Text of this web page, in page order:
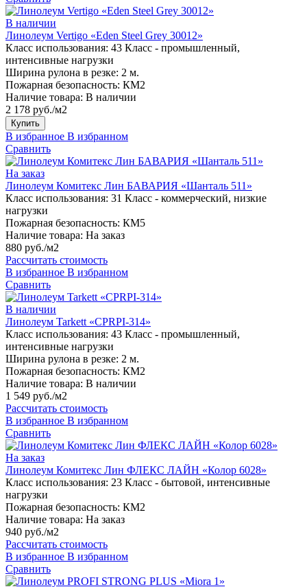
В наличии
Линолеум Vertigo «Eden Steel Grey 30012»
Класс использования: 43 Класс - промышленный,
интенсивные нагрузки
Ширина рулона в резке: 2 м.
Пожарная безопасность: КМ2
Наличие товара: В наличии
2 178 руб./м2
Купить
В избранное В избранном
Сравнить
На заказ
Линолеум Комитекс Лин БАВАРИЯ «Шанталь 511»
Класс использования: 31 Класс - коммерческий, низкие
нагрузки
Пожарная безопасность: КМ5
Наличие товара: На заказ
880 руб./м2
Рассчитать стоимость
В избранное В избранном
Сравнить
В наличии
Линолеум Tarkett «CPRPI-314»
Класс использования: 43 Класс - промышленный,
интенсивные нагрузки
Ширина рулона в резке: 2 м.
Пожарная безопасность: КМ2
Наличие товара: В наличии
1 549 руб./м2
Рассчитать стоимость
В избранное В избранном
Сравнить
На заказ
Линолеум Комитекс Лин ФЛЕКС ЛАЙН «Колор 6028»
Класс использования: 23 Класс - бытовой, интенсивные
нагрузки
Пожарная безопасность: КМ2
Наличие товара: На заказ
940 руб./м2
Рассчитать стоимость
В избранное В избранном
Сравнить